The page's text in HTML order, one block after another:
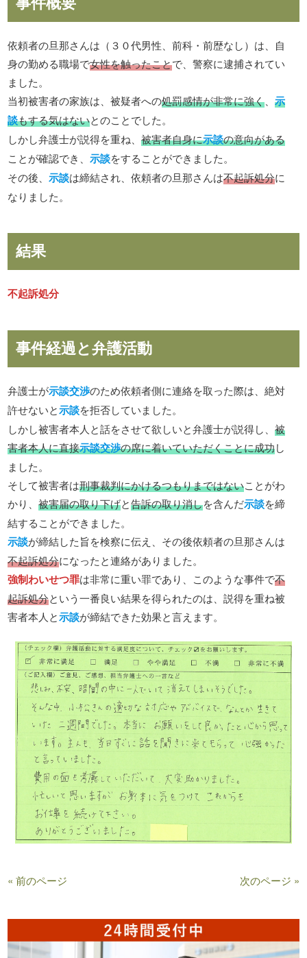
依頼者の旦那さんは（３０代男性、前科・前歴なし）は、自
身の勤める職場で女性を触ったことで、警察に逮捕されてい
ました。
当初被害者の家族は、被疑者への処罰感情が非常に強く 、示
談もする気はないとのことでした。
しかし弁護士が説得を重ね、被害者自身に示談の意向がある
ことが確認でき、示談をすることができました。
その後、示談は締結され、依頼者の旦那さんは不起訴処分に
なりました。
結果
不起訴処分
事件経過と弁護活動
弁護士が示談交渉のため依頼者側に連絡を取った際は、絶対
許せないと示談を拒否していました。
しかし被害者本人と話をさせて欲しいと弁護士が説得し、被
害者本人に直接示談交渉の席に着いていただくことに成功し
ました。
そして被害者は刑事裁判にかけるつもりまではないことがわ
かり、被害届の取り下げと告訴の取り消しを含んだ示談を締
結することができました。
示談が締結した旨を検察に伝え、その後依頼者の旦那さんは
不起訴処分になったと連絡がありました。
強制わいせつ罪は非常に重い罪であり、このような事件で不
起訴処分という一番良い結果を得られたのは、説得を重ね被
害者本人と示談が締結できた効果と言えます。
« 前のページ 次のページ »